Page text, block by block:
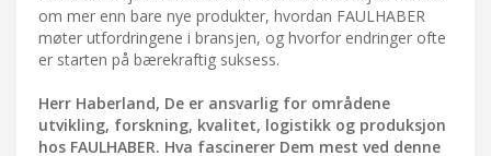
om mer enn bare nye produkter, hvordan FAULHABER
møter utfordringene i bransjen, og hvorfor endringer ofte
er starten på bærekraftig suksess.
Herr Haberland, De er ansvarlig for områdene
utvikling, forskning, kvalitet, logistikk og produksjon
hos FAULHABER. Hva fascinerer Dem mest ved denne